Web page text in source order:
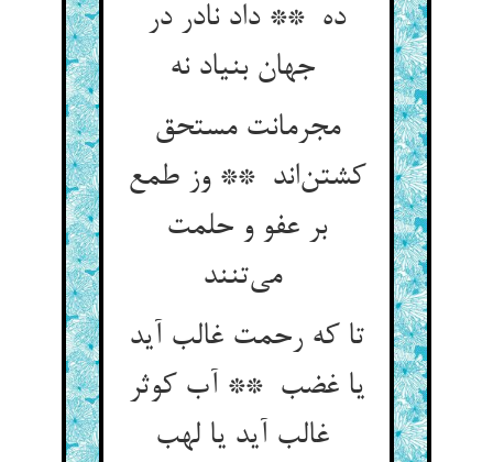
ده ** داد نادر در
مجرمانت مستحق
کشتن‌اند ** وز طمع
بر عفو و حلمت
می‌تنند
تا که رحمت غالب آید
یا غضب ** آب کوثر